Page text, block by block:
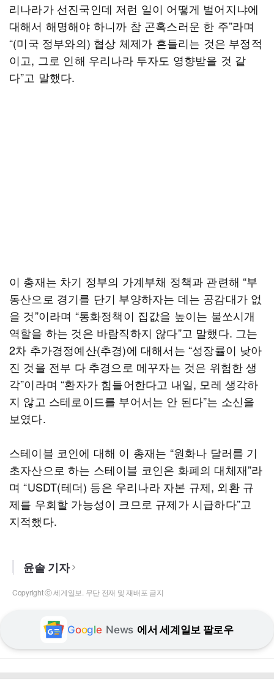
리나라가 선진국인데 저런 일이 어떻게 벌어지냐에
대해서 해명해야 하니까 참 곤혹스러운 한 주”라며
“(미국 정부와의) 협상 체제가 흔들리는 것은 부정적
이고, 그로 인해 우리나라 투자도 영향받을 것 같
다”고 말했다.
이 총재는 차기 정부의 가계부채 정책과 관련해 “부
동산으로 경기를 단기 부양하자는 데는 공감대가 없
을 것”이라며 “통화정책이 집값을 높이는 불쏘시개
역할을 하는 것은 바람직하지 않다”고 말했다. 그는
2차 추가경정예산(추경)에 대해서는 “성장률이 낮아
진 것을 전부 다 추경으로 메꾸자는 것은 위험한 생
각”이라며 “환자가 힘들어한다고 내일, 모레 생각하
지 않고 스테로이드를 부어서는 안 된다”는 소신을
보였다.
스테이블 코인에 대해 이 총재는 “원화나 달러를 기
초자산으로 하는 스테이블 코인은 화폐의 대체재”라
며 “USDT(테더) 등은 우리나라 자본 규제, 외환 규
제를 우회할 가능성이 크므로 규제가 시급하다”고
지적했다.
윤솔 기자
Copyright ⓒ 세계일보. 무단 전재 및 재배포 금지
Google News 에서 세계일보 팔로우